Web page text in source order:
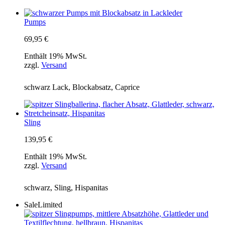
Pumps
69,95 €
Enthält 19% MwSt.
zzgl. Versand
schwarz Lack, Blockabsatz, Caprice
Sling
139,95 €
Enthält 19% MwSt.
zzgl. Versand
schwarz, Sling, Hispanitas
SaleLimited